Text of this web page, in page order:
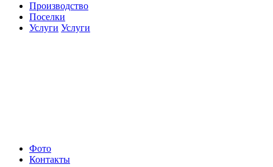
Производство
Поселки
Услуги Услуги
Фото
Контакты